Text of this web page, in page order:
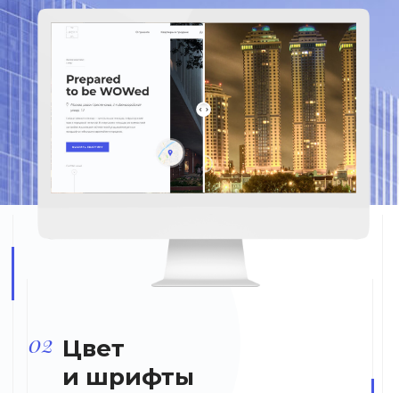
02 Цвет
и шрифты